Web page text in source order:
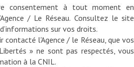
consentement à tout moment en
/ Le Réseau. Consultez le site
sur vos droits.
contacté l'Agence / le Réseau, que vos
» ne sont pas respectés, vous
à la CNIL.